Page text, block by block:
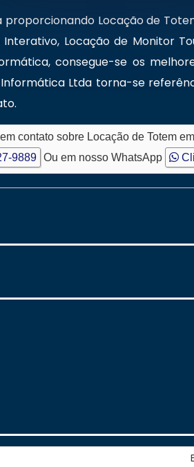
Locação de
Locação de Monitor
consegue-se os
Ltda torna-se
contato sobre Locação de Totem
9889 Ou em nosso WhatsApp